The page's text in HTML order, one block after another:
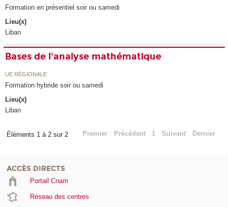
Formation en présentiel soir ou samedi
Lieu(x)
Liban
Bases de l'analyse mathématique
UE RÉGIONALE
Formation hybride soir ou samedi
Lieu(x)
Liban
Éléments 1 à 2 sur 2 Premier Précédent 1 Suivant Dernier
ACCÈS DIRECTS
Portail Cnam
Réseau des centres